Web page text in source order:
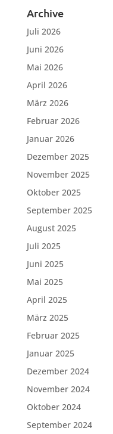
Archive
Juli 2026
Juni 2026
Mai 2026
April 2026
März 2026
Februar 2026
Januar 2026
Dezember 2025
November 2025
Oktober 2025
September 2025
August 2025
Juli 2025
Juni 2025
Mai 2025
April 2025
März 2025
Februar 2025
Januar 2025
Dezember 2024
November 2024
Oktober 2024
September 2024